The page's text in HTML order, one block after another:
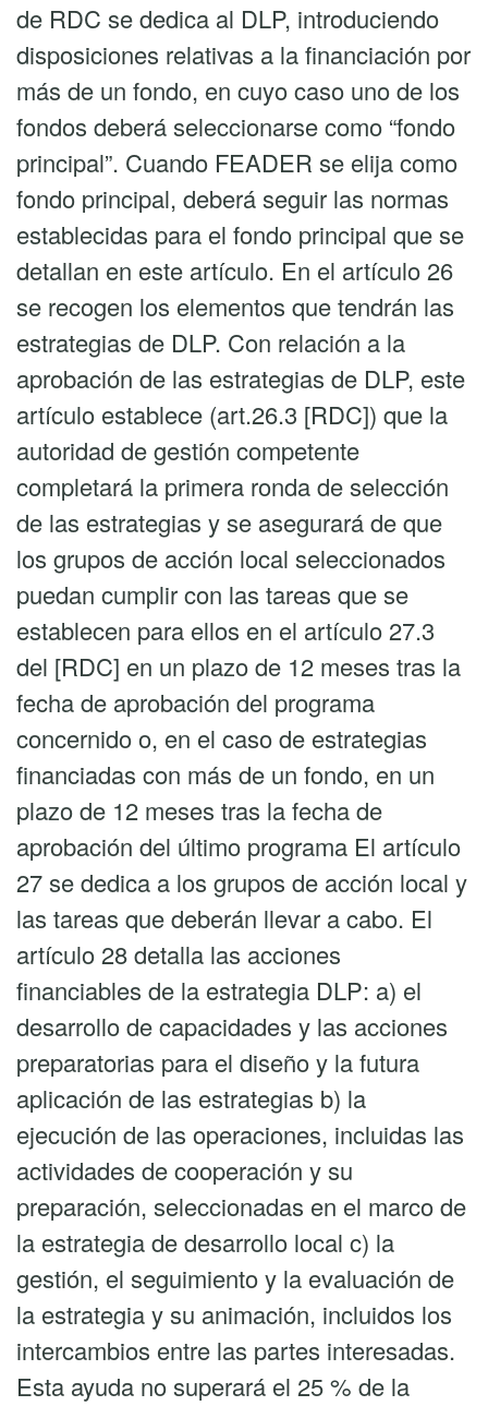
de RDC se dedica al DLP, introduciendo
disposiciones relativas a la financiación por
más de un fondo, en cuyo caso uno de los
fondos deberá seleccionarse como “fondo
principal”. Cuando FEADER se elija como
fondo principal, deberá seguir las normas
establecidas para el fondo principal que se
detallan en este artículo. En el artículo 26
se recogen los elementos que tendrán las
estrategias de DLP. Con relación a la
aprobación de las estrategias de DLP, este
artículo establece (art.26.3 [RDC]) que la
autoridad de gestión competente
completará la primera ronda de selección
de las estrategias y se asegurará de que
los grupos de acción local seleccionados
puedan cumplir con las tareas que se
establecen para ellos en el artículo 27.3
del [RDC] en un plazo de 12 meses tras la
fecha de aprobación del programa
concernido o, en el caso de estrategias
financiadas con más de un fondo, en un
plazo de 12 meses tras la fecha de
aprobación del último programa El artículo
27 se dedica a los grupos de acción local y
las tareas que deberán llevar a cabo. El
artículo 28 detalla las acciones
financiables de la estrategia DLP: a) el
desarrollo de capacidades y las acciones
preparatorias para el diseño y la futura
aplicación de las estrategias b) la
ejecución de las operaciones, incluidas las
actividades de cooperación y su
preparación, seleccionadas en el marco de
la estrategia de desarrollo local c) la
gestión, el seguimiento y la evaluación de
la estrategia y su animación, incluidos los
intercambios entre las partes interesadas.
Esta ayuda no superará el 25 % de la